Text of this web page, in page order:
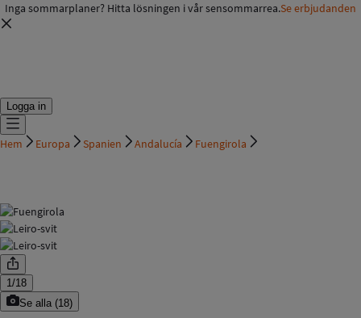
Inga sommarplaner? Hitta lösningen i vår sensommarrea.Se erbjudanden
Logga in
Hem Europa Spanien Andalucía Fuengirola
1/18
Se alla (18)